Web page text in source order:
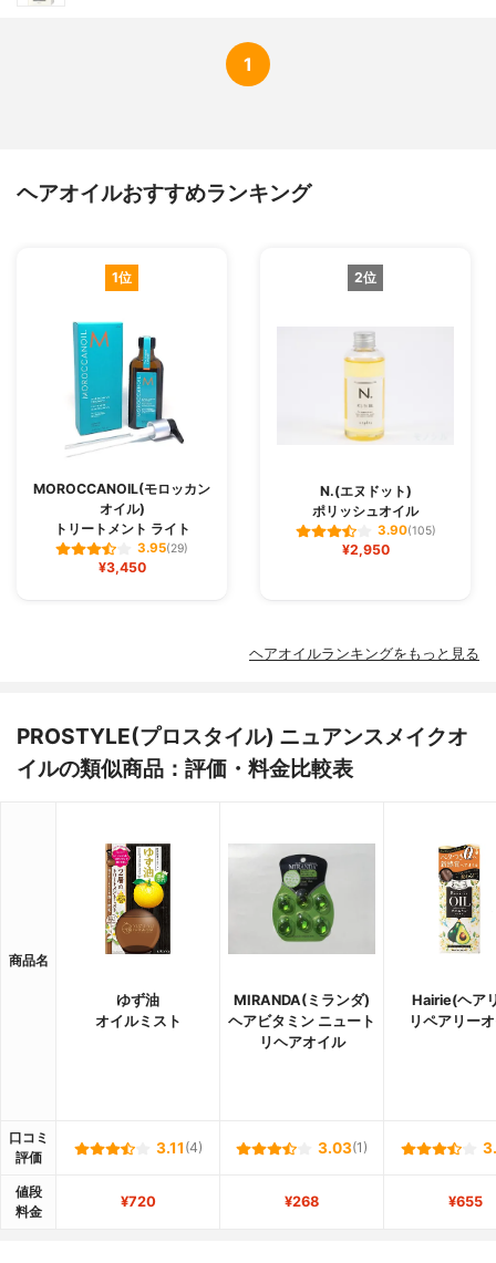
1
ヘアオイルおすすめランキング
1位
MOROCCANOIL(モロッカン
オイル)
トリートメント ライト
3.95(29)
¥3,450
2位
N.(エヌドット)
ポリッシュオイル
3.90(105)
¥2,950
ヘアオイルランキングをもっと見る
PROSTYLE(プロスタイル) ニュアンスメイクオ
イルの類似商品：評価・料金比較表
商品名
ゆず油
オイルミスト
MIRANDA(ミランダ)
ヘアビタミン ニュート
リヘアオイル
Hairie(ヘア
リペアリー
口コミ
評価
3.11 (4) 3.03(1)
値段
料金
¥720 ¥268 ¥655